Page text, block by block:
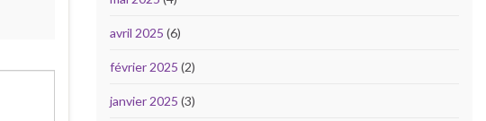
avril 2025 (6)
février 2025 (2)
janvier 2025 (3)